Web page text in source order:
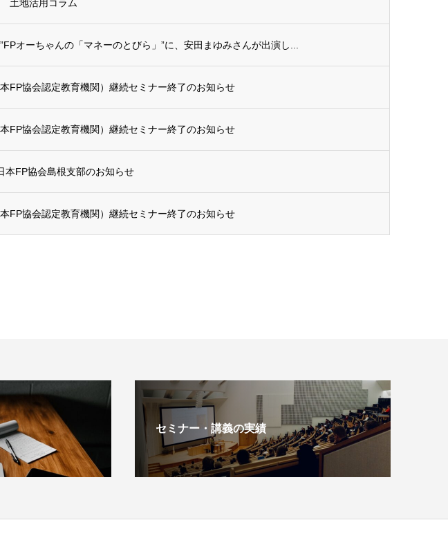
土地活用コラム
オーちゃんの「マネーのとびら」”に、安田まゆみさんが出演し...
FP協会認定教育機関）継続セミナー終了のお知らせ
FP協会認定教育機関）継続セミナー終了のお知らせ
本FP協会島根支部のお知らせ
FP協会認定教育機関）継続セミナー終了のお知らせ
セミナー・講義の実績